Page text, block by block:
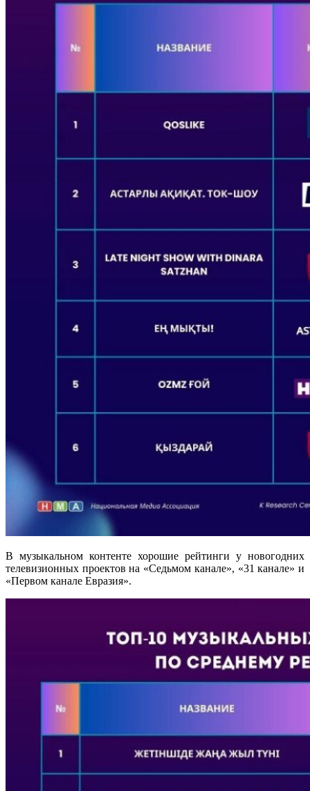
В музыкальном контенте хорошие рейтинги у новогодних
телевизионных проектов на «Седьмом канале», «31 канале» и
«Первом канале Евразия».